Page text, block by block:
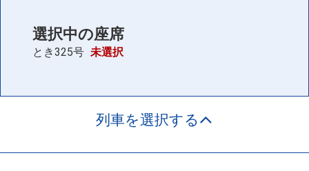
選択中の座席
とき325号 未選択
列車を選択する